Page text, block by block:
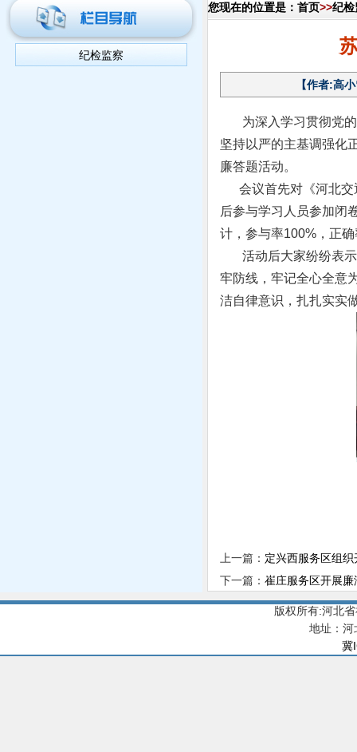
纪检监察
您现在的位置是： 首页>>纪检
【作者:
为深入学习贯彻党的
坚持以严的主基调强化
廉答题活动。
会议首先对《河北交
后参与学习人员参加闭
计，参与率100%，正
活动后大家纷纷表示
牢防线，牢记全心全意
洁自律意识，扎扎实实
上一篇： 定兴西服务区组
下一篇： 崔庄服务区开展
版权所有:河北
地址：河
冀